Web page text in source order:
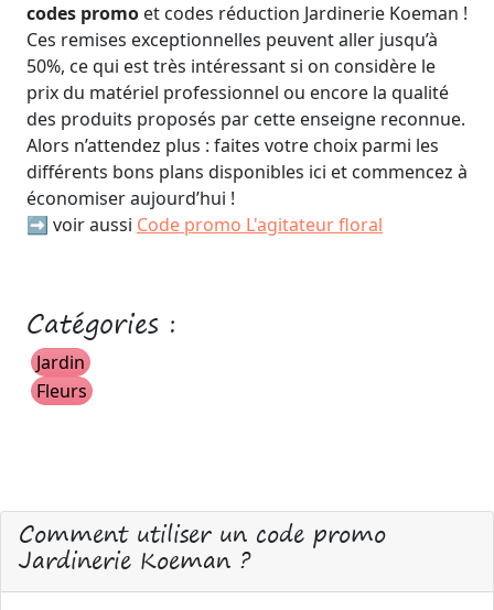
codes promo et codes réduction Jardinerie Koeman !
Ces remises exceptionnelles peuvent aller jusqu’à
50%, ce qui est très intéressant si on considère le
prix du matériel professionnel ou encore la qualité
des produits proposés par cette enseigne reconnue.
Alors n’attendez plus : faites votre choix parmi les
différents bons plans disponibles ici et commencez à
économiser aujourd’hui !
➡️ voir aussi Code promo L'agitateur floral
Catégories :
Jardin
Fleurs
Comment utiliser un code promo
Jardinerie Koeman ?